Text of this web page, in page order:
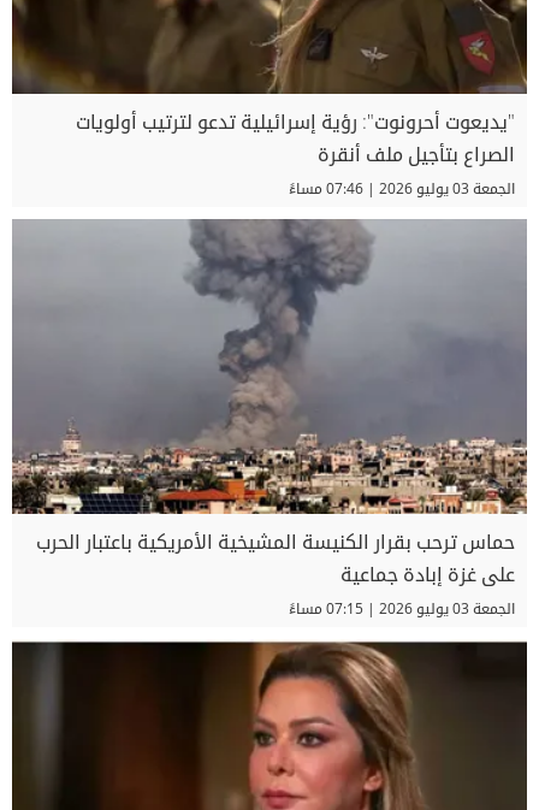
"يديعوت أحرونوت": رؤية إسرائيلية تدعو لترتيب أولويات
الصراع بتأجيل ملف أنقرة
الجمعة 03 يوليو 2026 | 07:46 مساءً
حماس ترحب بقرار الكنيسة المشيخية الأمريكية باعتبار الحرب
على غزة إبادة جماعية
الجمعة 03 يوليو 2026 | 07:15 مساءً